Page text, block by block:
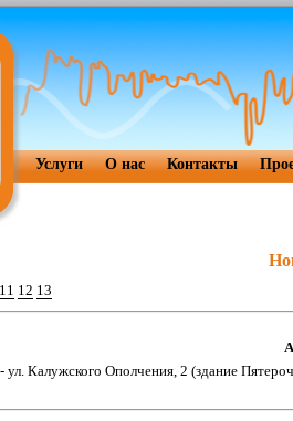
Услуги О нас Контакты
11 12 13
ул. Калужского Ополчения, 2 (здание